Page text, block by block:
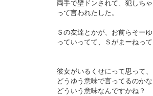
両手で壁ドンされて、犯しち
って言われたした。
Ｓの友達とかが、お前らそー
っていってて、Ｓがまーねっ
彼女がいるくせにって思って、
どうゆう意味で言ってるのか
どういう意味なんですかね？